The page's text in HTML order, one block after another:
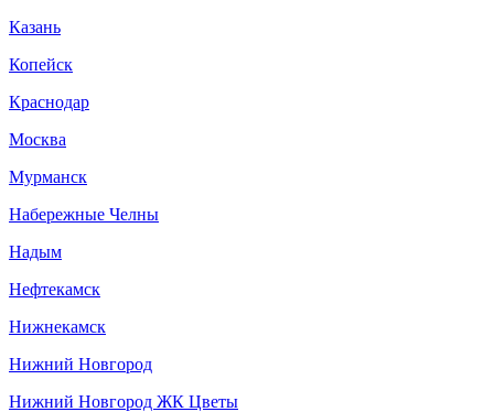
Казань
Копейск
Краснодар
Москва
Мурманск
Набережные Челны
Надым
Нефтекамск
Нижнекамск
Нижний Новгород
Нижний Новгород ЖК Цветы